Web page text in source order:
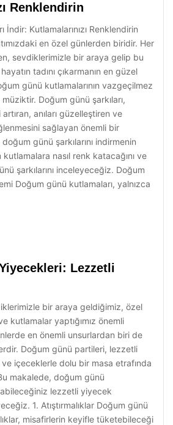
Renklendirin
İndir: Kutlamalarınızı Renklendirin
en özel günlerden biridir. Her
sevdiklerimizle bir araya gelip bu
tadını çıkarmanın en güzel
günü kutlamalarının vazgeçilmez
Doğum günü şarkıları,
anıları güzelleştiren ve
sağlayan önemli bir
günü şarkılarını indirmenin
kutlamalara nasıl renk katacağını ve
şarkılarını inceleyeceğiz. Doğum
Doğum günü kutlamaları, yalnızca
Lezzetli
bir araya geldiğimiz, özel
kutlamalar yaptığımız önemli
en önemli unsurlardan biri de
Doğum günü partileri, lezzetli
ve içeceklerle dolu bir masa etrafında
makalede, doğum günü
lezzetli yiyecek
1. Atıştırmalıklar Doğum günü
misafirlerin keyifle tüketebileceği